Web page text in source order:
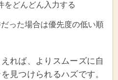
をどんどん入力する
った場合は優先度の低い順
れば、よりスムーズに自
見つけられるハズです。